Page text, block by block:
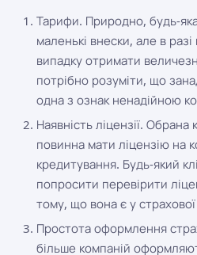
Тарифи. Природно, будь-
маленькі внески, але в
випадку отримати
потрібно розуміти, що
одна з ознак ненадійною
Наявність ліцензії.
повинна мати ліцензію на
кредитування. Будь-який
попросити перевірити
тому, що вона є у страхової
Простота оформлення
більше компаній